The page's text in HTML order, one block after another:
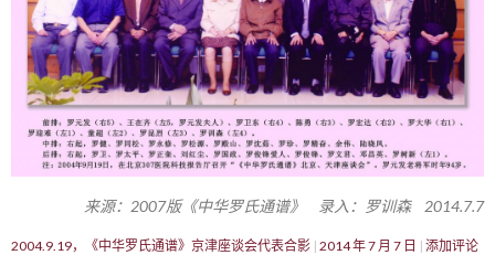
来源：2007版《中华罗氏通谱》 录入：罗训森 2014.7.7
2004.9.19，《中华罗氏通谱》京津座谈会代表合影 2014 年 7 月 7 日 添加评论